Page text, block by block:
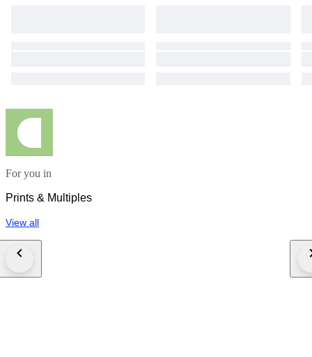
For you in
Prints & Multiples
View all